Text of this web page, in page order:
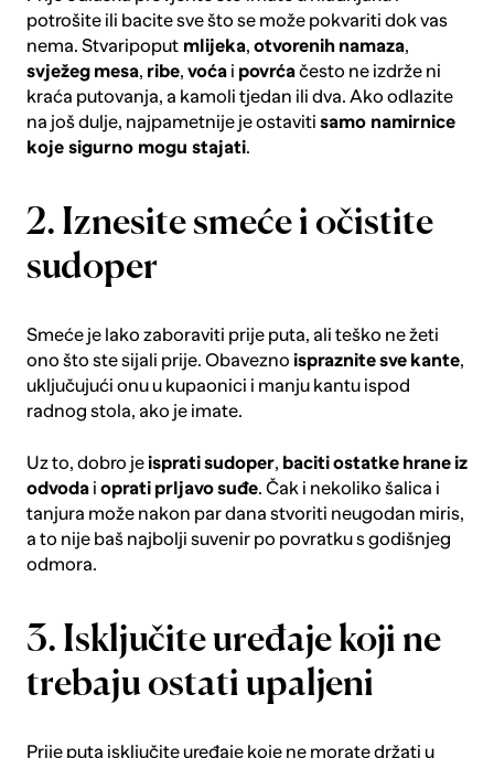
potrošite ili bacite sve što se može pokvariti dok vas
nema. Stvaripoputmlijeka, otvorenih namaza,
svježeg mesa, ribe, voćai povrćačesto ne izdrže ni
kraća putovanja, a kamoli tjedan ili dva. Ako odlazite
na još dulje, najpametnije je ostaviti samo namirnice
koje sigurno mogu stajati.
2. Iznesite smeće i očistite
sudoper
Smeće je lako zaboraviti prije puta, ali teško ne žeti
ono što ste sijali prije. Obavezno ispraznitesve kante,
uključujući onu u kupaonici i manju kantu ispod
radnog stola, ako je imate.
Uz to, dobro je ispratisudoper, bacitiostatke hrane iz
odvodai oprati prljavosuđe. Čak i nekoliko šalica i
tanjura može nakon par dana stvoriti neugodan miris,
a to nije baš najbolji suvenir po povratku s godišnjeg
odmora.
3. Isključite uređaje koji ne
trebaju ostati upaljeni
Prije puta isključite uređaje koje ne morate držati u